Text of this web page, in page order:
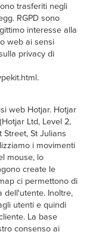
trasferiti negli
RGPD sono
interesse alla
web ai sensi
privacy di
web Hotjar. Hotjar
Ltd, Level 2,
Street, St Julians
i movimenti
mouse, lo
create le
ci permettono di
dell'utente. Inoltre,
utenti e quindi
La base
consenso ai